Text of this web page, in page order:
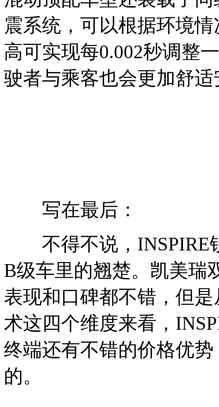
震系统，可以根据环境
高可实现每0.002秒调整
驶者与乘客也会更加舒适
写在最后：
不得不说，INSPIRE
B级车里的翘楚。凯美瑞
表现和口碑都不错，但
术这四个维度来看，
终端还有不错的价格优
的。